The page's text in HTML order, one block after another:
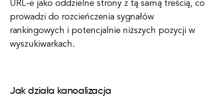
URL-e jako oddzielne strony z tą samą treścią, co
prowadzi do rozcieńczenia sygnałów
rankingowych i potencjalnie niższych pozycji w
wyszukiwarkach.
Jak działa kanoalizacja